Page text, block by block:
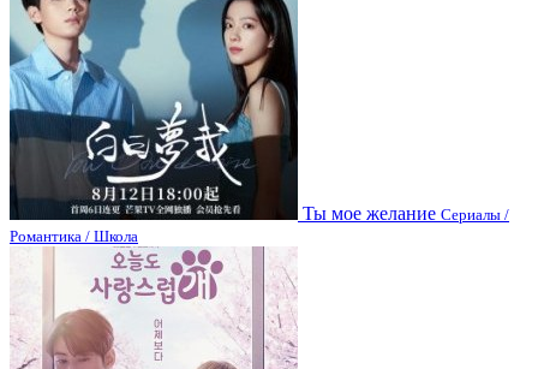
Ты мое желание Сериалы /
Романтика / Школа